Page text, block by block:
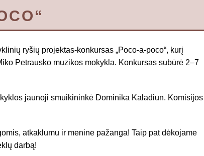
ryšių projektas-konkursas „Poco-a-poco“, kurį
Petrausko muzikos mokykla. Konkursas subūrė 2–7
jaunoji smuikininkė Dominika Kaladiun. Komisijos
atkaklumu ir menine pažanga! Taip pat dėkojame
darbą!